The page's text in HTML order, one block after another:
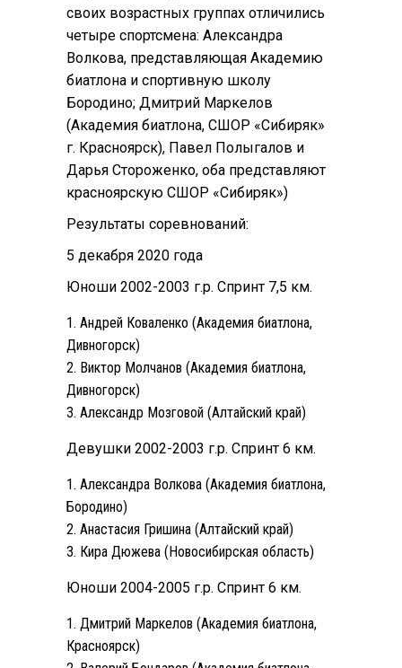
своих возрастных группах отличились
четыре спортсмена: Александра
Волкова, представляющая Академию
биатлона и спортивную школу
Бородино; Дмитрий Маркелов
(Академия биатлона, СШОР «Сибиряк»
г. Красноярск), Павел Полыгалов и
Дарья Стороженко, оба представляют
красноярскую СШОР «Сибиряк»)
Результаты соревнований:
5 декабря 2020 года
Юноши 2002-2003 г.р. Спринт 7,5 км.
Андрей Коваленко (Академия биатлона,
Дивногорск)
Виктор Молчанов (Академия биатлона,
Дивногорск)
Александр Мозговой (Алтайский край)
Девушки 2002-2003 г.р. Спринт 6 км.
Александра Волкова (Академия биатлона,
Бородино)
Анастасия Гришина (Алтайский край)
Кира Дюжева (Новосибирская область)
Юноши 2004-2005 г.р. Спринт 6 км.
Дмитрий Маркелов (Академия биатлона,
Красноярск)